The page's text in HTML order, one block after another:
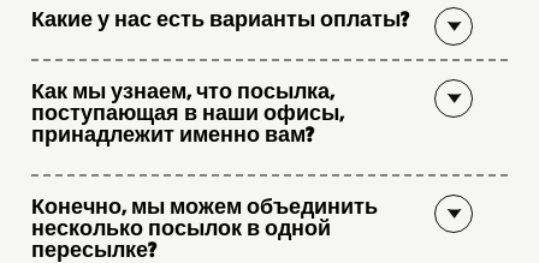
Какие у нас есть варианты оплаты?
Как мы узнаем, что посылка,
поступающая в наши офисы,
принадлежит именно вам?
Конечно, мы можем объединить
несколько посылок в одной
пересылке?